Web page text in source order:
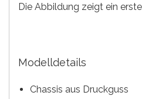
Die Abbildung zeigt ein
Modelldetails
Chassis aus Druckguss